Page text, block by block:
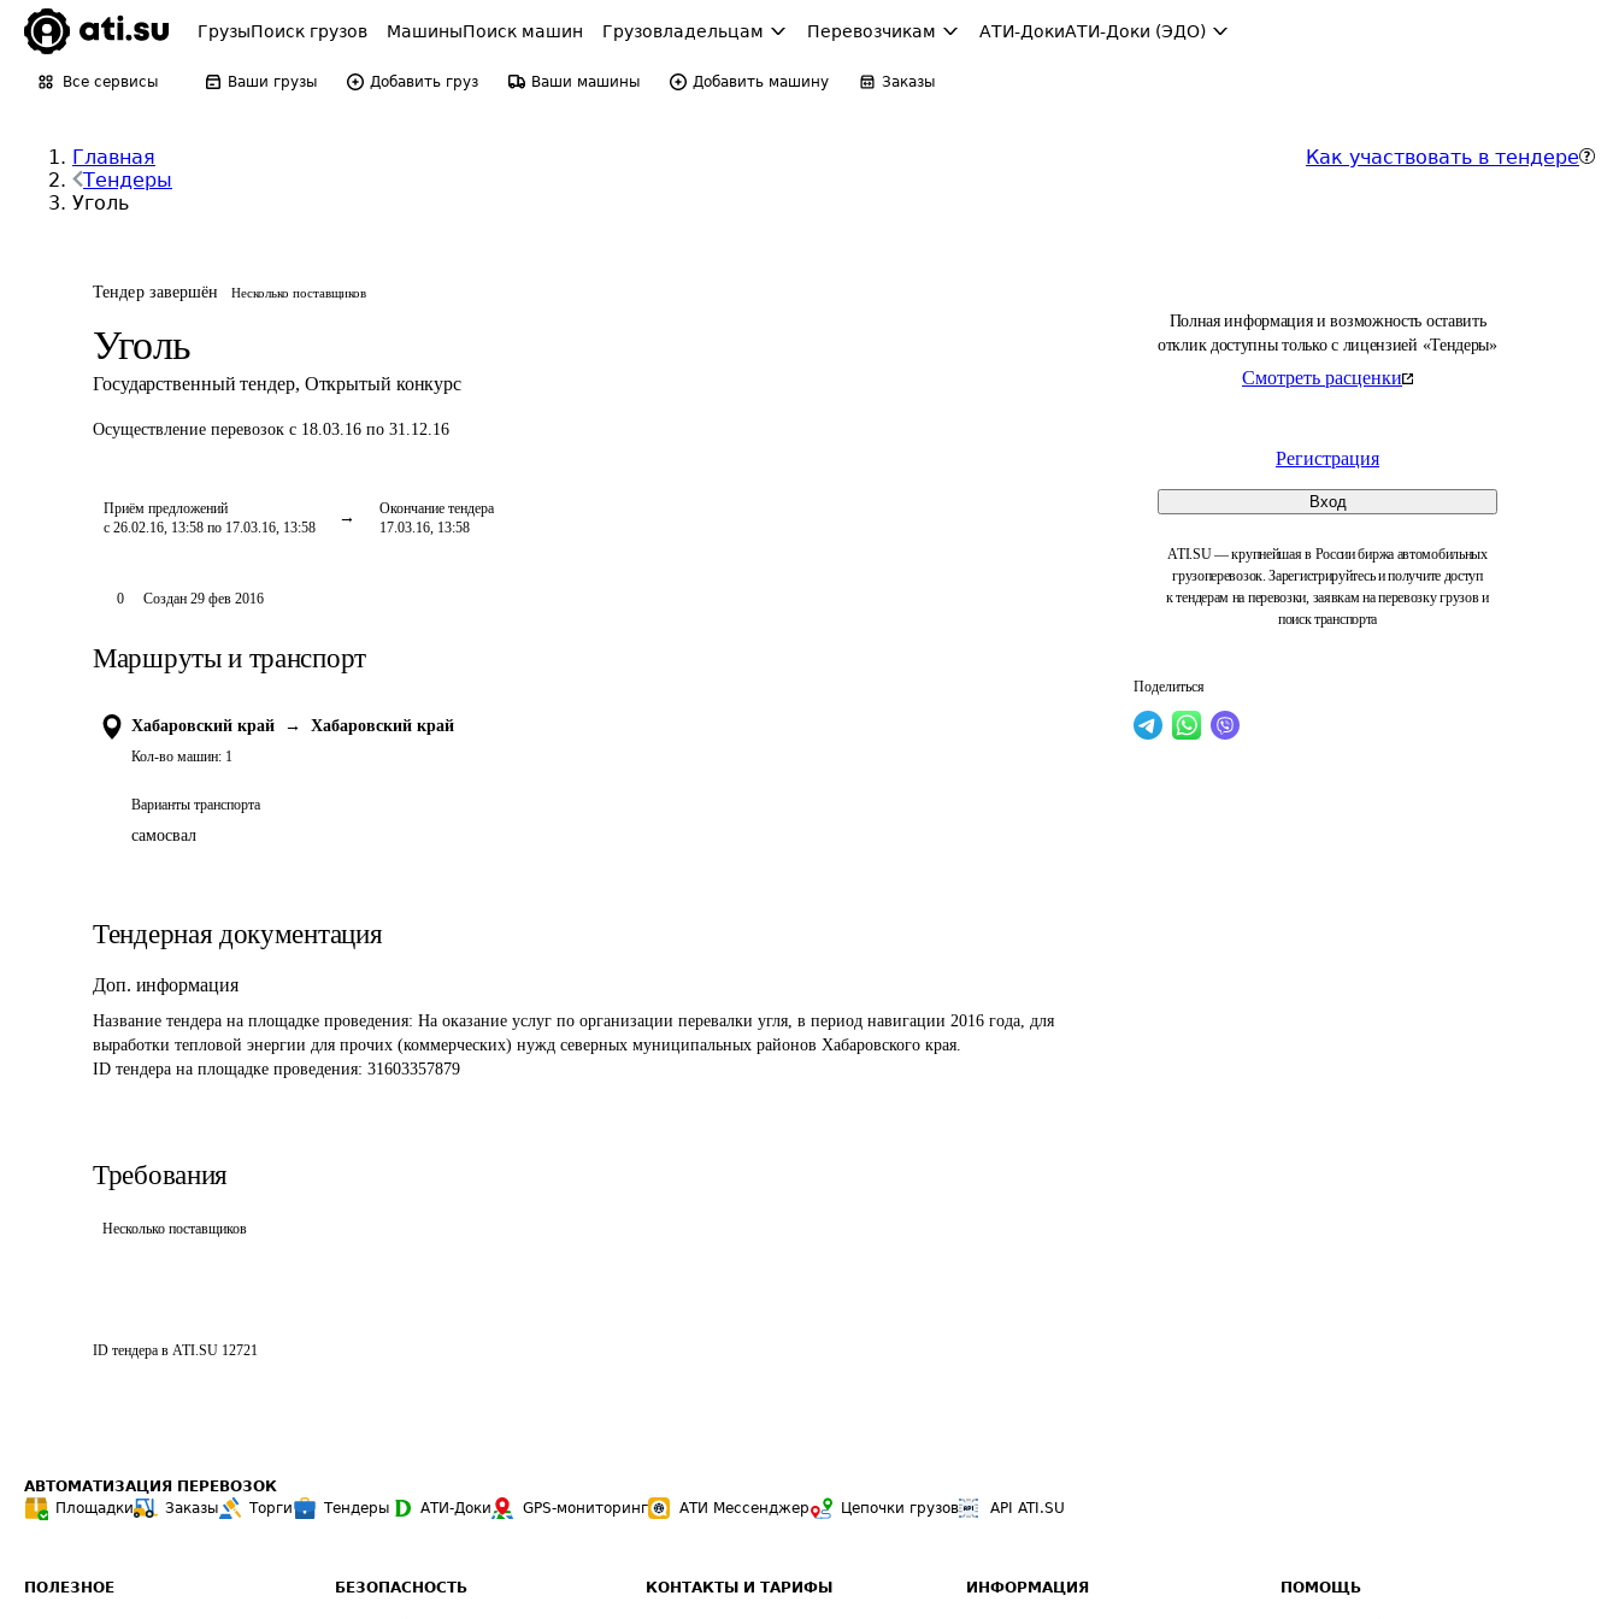
ГрузыПоиск грузов МашиныПоиск машин Грузовладельцам Перевозчикам АТИ-ДокиАТИ-Доки (ЭДО)
Все сервисы Ваши грузы Добавить груз Ваши машины Добавить машину Заказы
Главная
Тендеры
Уголь
Как участвовать в тендере
Тендер завершён Несколько поставщиков
Уголь
Государственный тендер, Открытый конкурс
Осуществление перевозок с 18.03.16 по 31.12.16
Приём предложений
с 26.02.16, 13:58 по 17.03.16, 13:58
Окончание тендера
17.03.16, 13:58
Полная информация и возможность оставить
отклик доступны только с лицензией «Тендеры»
Смотреть расценки
Регистрация
Вход
ATI.SU — крупнейшая в России биржа автомобильных
грузоперевозок. Зарегистрируйтесь и получите доступ
к тендерам на перевозки, заявкам на перевозку грузов и
поиск транспорта
Поделиться
0 Создан 29 фев 2016
Маршруты и транспорт
Хабаровский край → Хабаровский край
Кол-во машин: 1
Варианты транспорта
самосвал
Тендерная документация
Доп. информация
Название тендера на площадке проведения: На оказание услуг по организации перевалки угля, в период навигации 2016 года, для
выработки тепловой энергии для прочих (коммерческих) нужд северных муниципальных районов Хабаровского края.
ID тендера на площадке проведения: 31603357879
Требования
Несколько поставщиков
ID тендера в ATI.SU 12721
АВТОМАТИЗАЦИЯ ПЕРЕВОЗОК
Площадки
Заказы Торги Тендеры АТИ-Доки GPS-мониторинг АТИ Мессенджер Цепочки грузов API ATI.SU
ПОЛЕЗНОЕ БЕЗОПАСНОСТЬ КОНТАКТЫ И ТАРИФЫ ИНФОРМАЦИЯ ПОМОЩЬ